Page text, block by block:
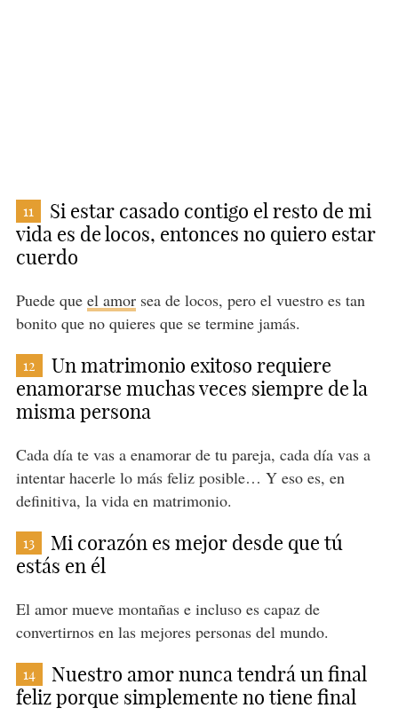
11
Si estar casado contigo el resto de mi
vida es de locos, entonces no quiero estar
cuerdo
Puede que el amorsea de locos, pero el vuestro es tan
bonito que no quieres que se termine jamás.
12
Un matrimonio exitoso requiere
enamorarse muchas veces siempre de la
misma persona
Cada día te vas a enamorar de tu pareja, cada día vas a
intentar hacerle lo más feliz posible… Y eso es, en
definitiva, la vida en matrimonio.
13
Mi corazón es mejor desde que tú
estás en él
El amor mueve montañas e incluso es capaz de
convertirnos en las mejores personas del mundo.
14
Nuestro amor nunca tendrá un final
feliz porque simplemente no tiene final